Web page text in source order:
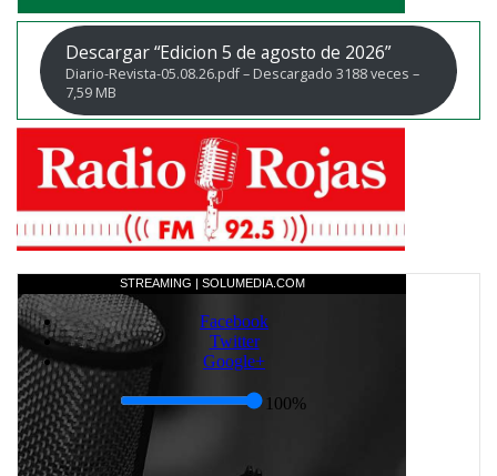
Descargar “Edicion 5 de agosto de 2026”
Diario-Revista-05.08.26.pdf – Descargado 3188 veces –
7,59 MB